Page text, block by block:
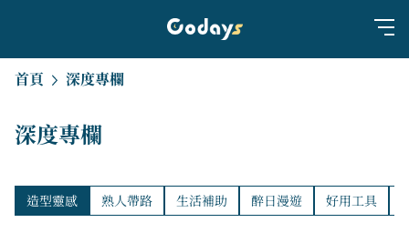
首頁 深度專欄
深度專欄
造型靈感 熟人帶路 生活補助 醉日漫遊 好用工具